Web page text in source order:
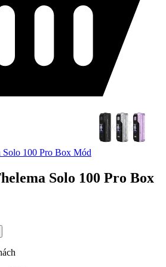
Solo 100 Pro Box Mód
Solo 100 Pro Box